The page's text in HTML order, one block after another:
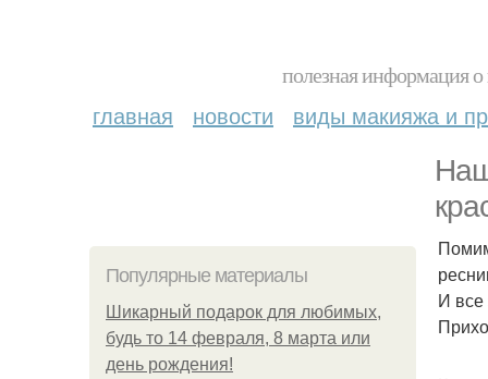
полезная информация
главная новости виды макияжа и
Популярные материалы
Шикарный подарок для любимых,
будь то 14 февраля, 8 марта или
день рождения!
И все